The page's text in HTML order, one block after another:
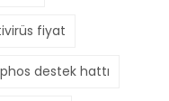
fiyat
destek hattı